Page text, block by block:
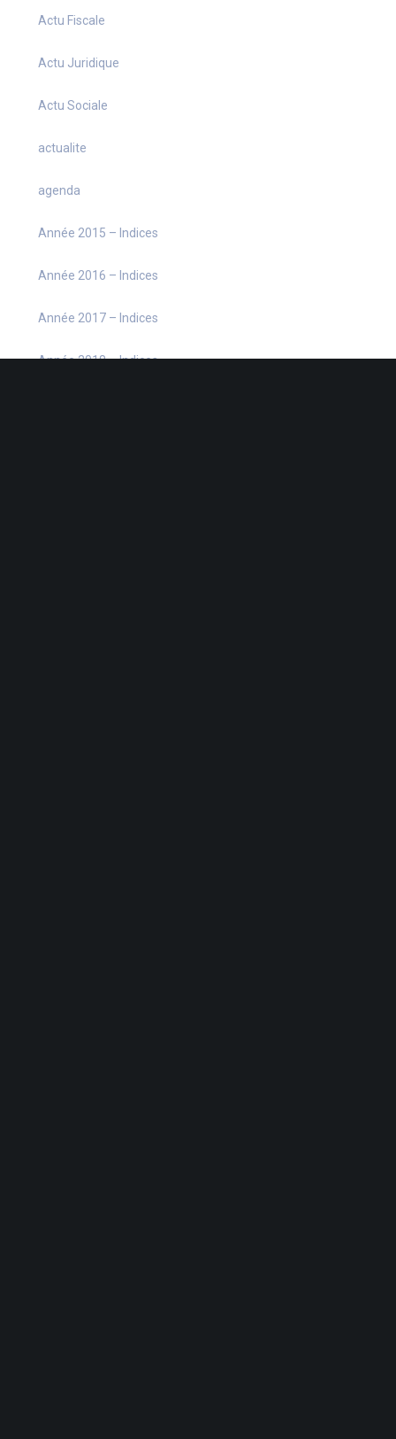
Actu Fiscale
Actu Juridique
Actu Sociale
actualite
agenda
Année 2015 – Indices
Année 2016 – Indices
Année 2017 – Indices
Année 2018 – Indices